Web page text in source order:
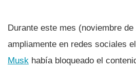
Durante este mes (noviembre
ampliamente en redes sociales
Musk había bloqueado el